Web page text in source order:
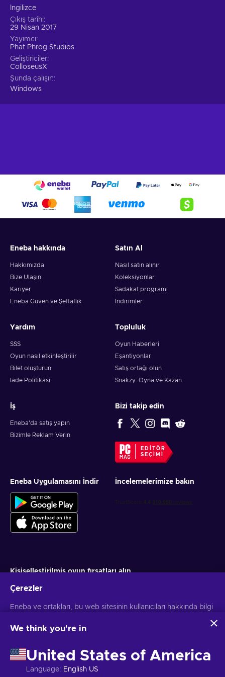
İngilizce
Çıkış tarihi
29 Nisan 2017
Yayımcı
Phat Phrog Studios
Geliştiriciler
ColloseusX
Şunda çalışır:
Windows
Eneba hakkında
Hakkımızda
Bize Ulaşın
Kariyer
Eneba Güven ve Şeffaflık
Satın Al
Nasıl satın alınır
Koleksiyonlar
Sadakat programı
İndirimler
Yardım
SSS
Oyun nasıl etkinleştirilir
Bilet oluşturun
İade Politikası
Topluluk
Oyun Haberleri
Eşantiyonlar
Satış ortağı olun
Snakzy: Oyna ve Kazan
İş
Eneba'da satış yapın
Bizimle Reklam Verin
Bizi takip edin
EDITÖR
SEÇIMI
Eneba Uygulamasını İndir İncelemelerimize bakın
Kişiselleştirilmiş oyun fırsatları alın
Aboneliğinizi istediğiniz zaman iptal edebilirsiniz. Daha fazla bilgi için
Çerezler
Eneba ve ortakları, bu web sitesinin kullanıcıları hakkında bilgi
kullanır. Bu bilgileri sitedeki içerik, reklamcılık ve diğer
reklam kişiselleştirmesi için de kullanılabilir.
'Tümünü kabul et'e tıklayarak, bu teknolojilerin Eneba ve
ortakları tarafından kullanılmasına izin vermiş olursunuz.
We think you're in
United States of America
Language: English US